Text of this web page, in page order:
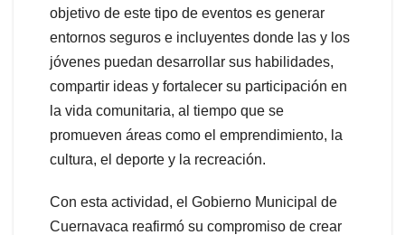
objetivo de este tipo de eventos es generar
entornos seguros e incluyentes donde las y los
jóvenes puedan desarrollar sus habilidades,
compartir ideas y fortalecer su participación en
la vida comunitaria, al tiempo que se
promueven áreas como el emprendimiento, la
cultura, el deporte y la recreación.
Con esta actividad, el Gobierno Municipal de
Cuernavaca reafirmó su compromiso de crear